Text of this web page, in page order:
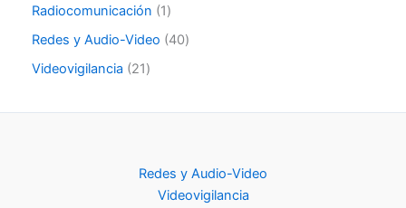
Radiocomunicación
1
Redes y Audio-Video
40
Videovigilancia
21
Redes y Audio-Video
Videovigilancia